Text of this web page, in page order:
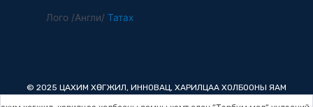
Лого /Англи/ Татах
© 2025 ЦАХИМ ХӨГЖИЛ, ИННОВАЦ, ХАРИЛЦАА ХОЛБООНЫ ЯАМ